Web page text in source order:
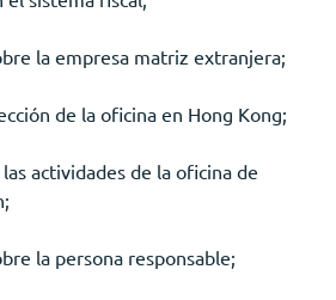
la empresa matriz extranjera;
de la oficina en Hong Kong;
actividades de la oficina de
la persona responsable;